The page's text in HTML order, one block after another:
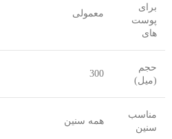
برای
پوست
های
معمولی
حجم
(میل)
300
مناسب
سنین
همه سنین